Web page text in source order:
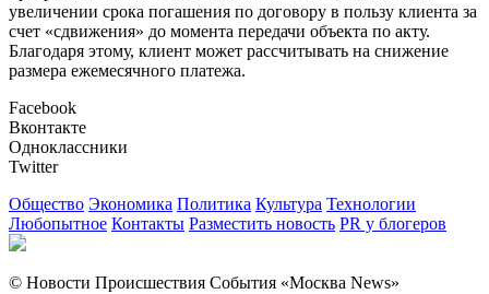
увеличении срока погашения по договору в пользу клиента за
счет «сдвижения» до момента передачи объекта по акту.
Благодаря этому, клиент может рассчитывать на снижение
размера ежемесячного платежа.
Facebook
Вконтакте
Одноклассники
Twitter
Общество Экономика Политика Культура Технологии
Любопытное Контакты Разместить новость PR у блогеров
© Новости Происшествия События «Москва News»